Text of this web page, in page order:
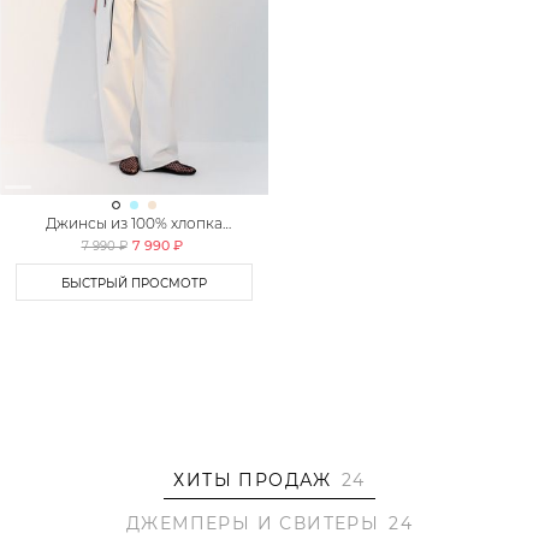
Джинсы из 100% хлопка
TOPTOP
7 990 ₽ 7 990 ₽
БЫСТРЫЙ ПРОСМОТР
ХИТЫ ПРОДАЖ 24
ДЖЕМПЕРЫ И СВИТЕРЫ
24